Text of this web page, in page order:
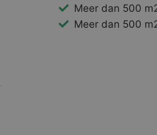
Meer dan 500
Meer dan 500